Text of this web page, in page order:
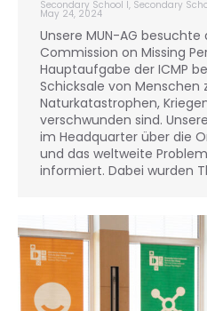
Secondary School I, Secondary
May 24, 2024
Unsere MUN-AG
Commission on Missing
Hauptaufgabe der ICMP
Schicksale von Menschen
Naturkatastrophen,
verschwunden sind.
im Headquarter über die
und das weltweite
informiert. Dabei wurden